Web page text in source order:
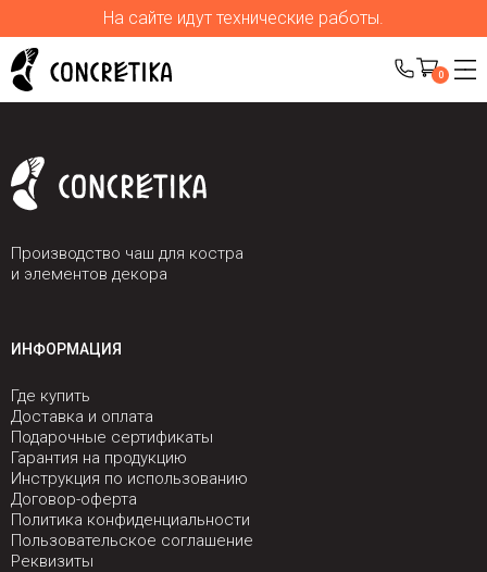
На сайте идут технические работы.
0
Производство чаш для костра
и элементов декора
ИНФОРМАЦИЯ
Где купить
Доставка и оплата
Подарочные сертификаты
Гарантия на продукцию
Инструкция по использованию
Договор-оферта
Политика конфиденциальности
Пользовательское соглашение
Реквизиты